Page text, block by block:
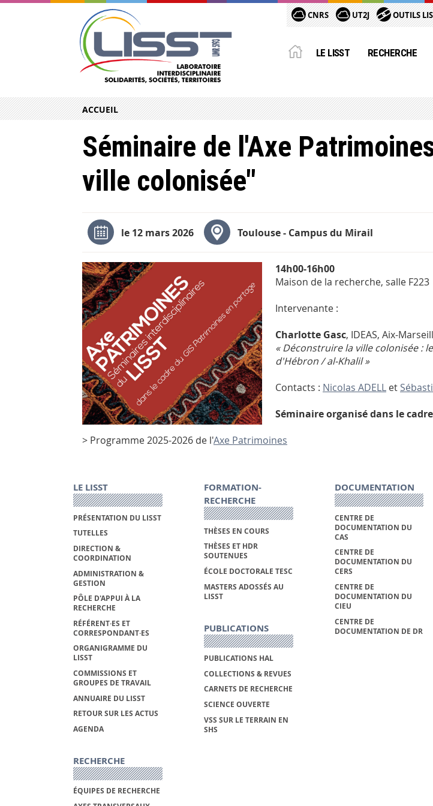
CNRS UT2J OUTILS
LE LISST RECHERCHE
ACCUEIL
Séminaire de l'Axe
ville colonisée"
le 12 mars 2026 Toulouse - Campus du Mirail
14h00-16h00
Maison de la recherche, salle F223
Intervenante :
Charlotte Gasc, IDEAS, Aix-
« Déconstruire la ville colonisée :
d'Hébron / al-Khalil »
Contacts : Nicolas ADELL et
Séminaire organisé dans le
> Programme 2025-2026 de l'Axe Patrimoines
LE LISST
PRÉSENTATION DU LISST
TUTELLES
DIRECTION &
COORDINATION
ADMINISTRATION &
GESTION
PÔLE D'APPUI À LA
RECHERCHE
RÉFÉRENT·ES ET
CORRESPONDANT·ES
ORGANIGRAMME DU
LISST
COMMISSIONS ET
GROUPES DE TRAVAIL
ANNUAIRE DU LISST
RETOUR SUR LES ACTUS
AGENDA
RECHERCHE
ÉQUIPES DE RECHERCHE
FORMATION-
RECHERCHE
THÈSES EN COURS
THÈSES ET HDR
SOUTENUES
ÉCOLE DOCTORALE TESC
MASTERS ADOSSÉS AU
LISST
PUBLICATIONS
PUBLICATIONS HAL
COLLECTIONS & REVUES
CARNETS DE RECHERCHE
SCIENCE OUVERTE
VSS SUR LE TERRAIN EN
SHS
DOCUMENTATION
CENTRE DE
DOCUMENTATION DU
CAS
CENTRE DE
DOCUMENTATION DU
CERS
CENTRE DE
DOCUMENTATION DU
CIEU
CENTRE DE
DOCUMENTATION DE DR